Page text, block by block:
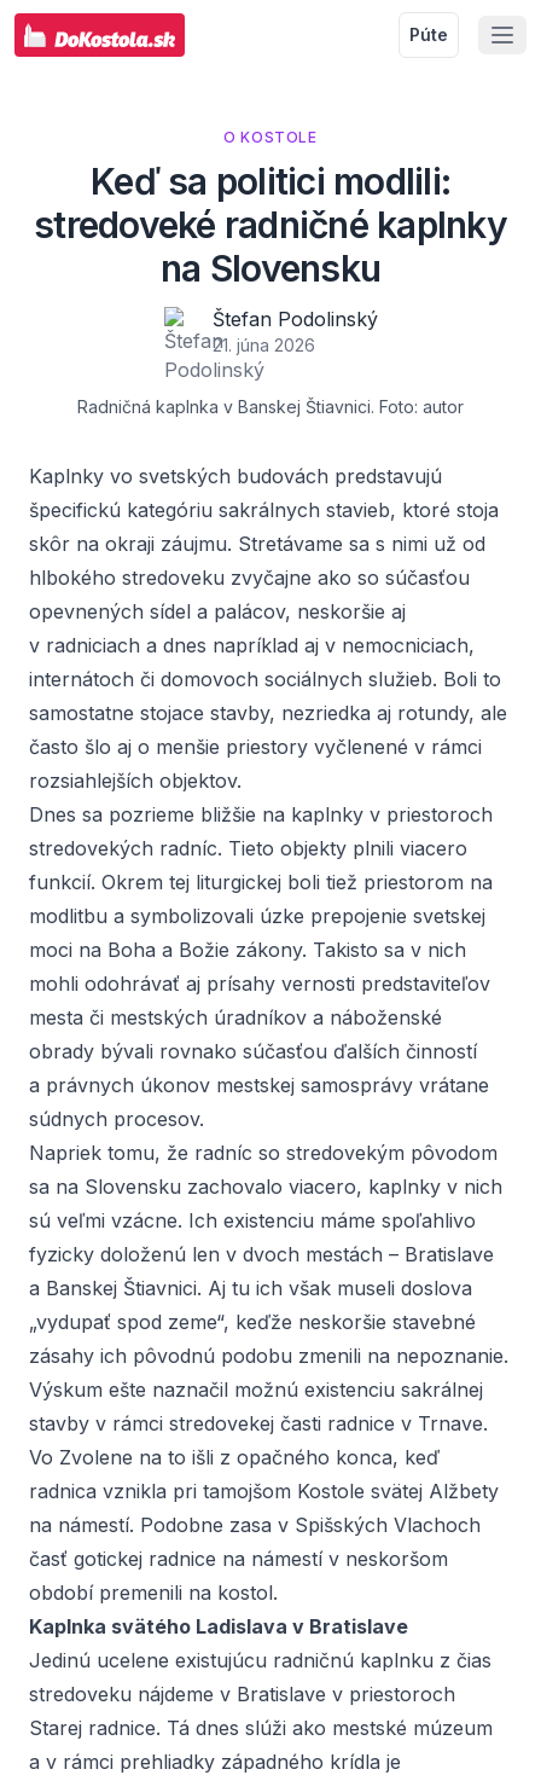
Púte
O KOSTOLE
Keď sa politici modlili:
stredoveké radničné kaplnky
na Slovensku
Štefan Podolinský
21. júna 2026
Radničná kaplnka v Banskej Štiavnici. Foto: autor
Kaplnky vo svetských budovách predstavujú
špecifickú kategóriu sakrálnych stavieb, ktoré stoja
skôr na okraji záujmu. Stretávame sa s nimi už od
hlbokého stredoveku zvyčajne ako so súčasťou
opevnených sídel a palácov, neskoršie aj
v radniciach a dnes napríklad aj v nemocniciach,
internátoch či domovoch sociálnych služieb. Boli to
samostatne stojace stavby, nezriedka aj rotundy, ale
často šlo aj o menšie priestory vyčlenené v rámci
rozsiahlejších objektov.
Dnes sa pozrieme bližšie na kaplnky v priestoroch
stredovekých radníc. Tieto objekty plnili viacero
funkcií. Okrem tej liturgickej boli tiež priestorom na
modlitbu a symbolizovali úzke prepojenie svetskej
moci na Boha a Božie zákony. Takisto sa v nich
mohli odohrávať aj prísahy vernosti predstaviteľov
mesta či mestských úradníkov a náboženské
obrady bývali rovnako súčasťou ďalších činností
a právnych úkonov mestskej samosprávy vrátane
súdnych procesov.
Napriek tomu, že radníc so stredovekým pôvodom
sa na Slovensku zachovalo viacero, kaplnky v nich
sú veľmi vzácne. Ich existenciu máme spoľahlivo
fyzicky doloženú len v dvoch mestách – Bratislave
a Banskej Štiavnici. Aj tu ich však museli doslova
„vydupať spod zeme“, keďže neskoršie stavebné
zásahy ich pôvodnú podobu zmenili na nepoznanie.
Výskum ešte naznačil možnú existenciu sakrálnej
stavby v rámci stredovekej časti radnice v Trnave.
Vo Zvolene na to išli z opačného konca, keď
radnica vznikla pri tamojšom Kostole svätej Alžbety
na námestí. Podobne zasa v Spišských Vlachoch
časť gotickej radnice na námestí v neskoršom
období premenili na kostol.
Kaplnka svätého Ladislava v Bratislave
Jedinú ucelene existujúcu radničnú kaplnku z čias
stredoveku nájdeme v Bratislave v priestoroch
Starej radnice. Tá dnes slúži ako mestské múzeum
a v rámci prehliadky západného krídla je